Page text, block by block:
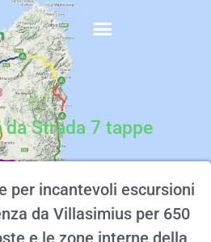
Strada 7 tappe
per incantevoli escursioni
da Villasimius per 650
e le zone interne della